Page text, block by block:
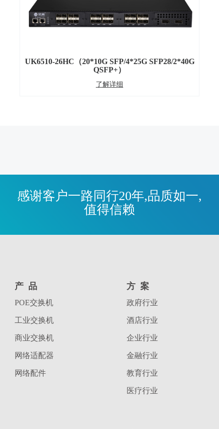
UK6510-26HC（20*10G SFP/4*25G SFP28/2*40G
QSFP+）
了解详细
感谢客户一路同行20年,品质如一,
值得信赖
产品
POE交换机
工业交换机
商业交换机
网络适配器
网络配件
方案
政府行业
酒店行业
企业行业
金融行业
教育行业
医疗行业